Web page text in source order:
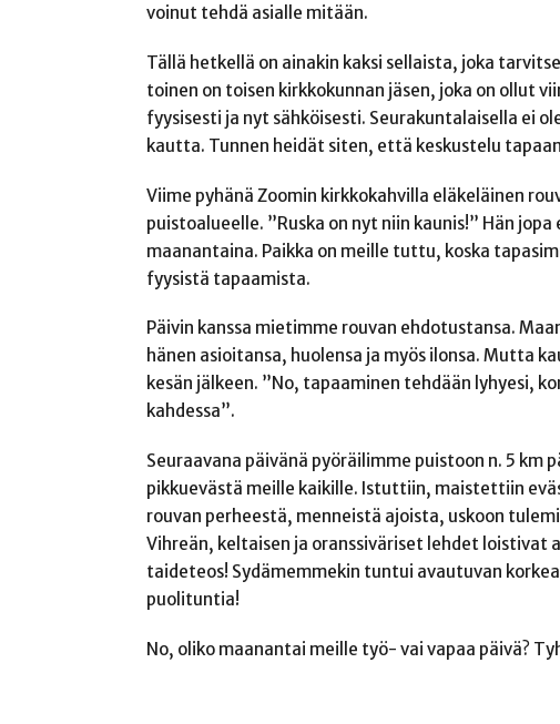
voinut tehdä asialle mitään.
Tällä hetkellä on ainakin kaksi sellaista, joka
toinen on toisen kirkkokunnan jäsen, joka on ollut
fyysisesti ja nyt sähköisesti. Seurakuntalaisella ei
kautta. Tunnen heidät siten, että keskustelu
Viime pyhänä Zoomin kirkkokahvilla eläkeläinen
puistoalueelle. ”Ruska on nyt niin kaunis!” Hän
maanantaina. Paikka on meille tuttu, koska
fyysistä tapaamista.
Päivin kanssa mietimme rouvan ehdotustansa.
hänen asioitansa, huolensa ja myös ilonsa. Mutta
kesän jälkeen. ”No, tapaaminen tehdään lyhyesi,
kahdessa”.
Seuraavana päivänä pyöräilimme puistoon n. 5
pikkuevästä meille kaikille. Istuttiin, maistettiin
rouvan perheestä, menneistä ajoista, uskoon
Vihreän, keltaisen ja oranssiväriset lehdet loistivat
taideteos! Sydämemmekin tuntui avautuvan
puolituntia!
No, oliko maanantai meille työ- vai vapaa päivä?